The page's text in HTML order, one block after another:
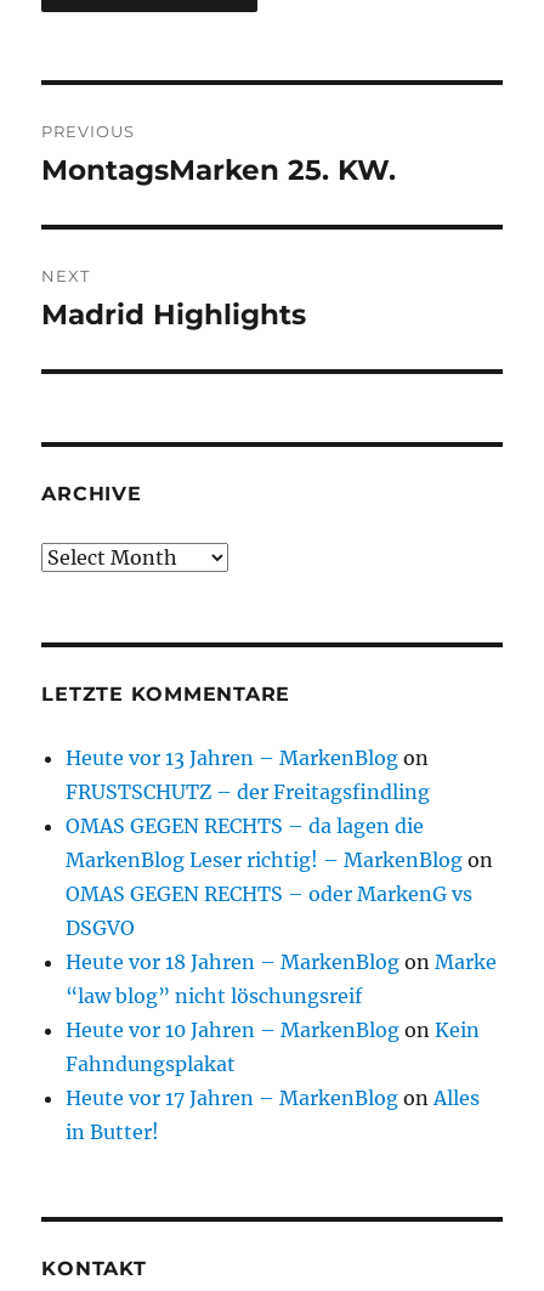
navigation
PREVIOUS
Previous
MontagsMarken 25. KW.
NEXT
Next
Madrid Highlights
ARCHIVE
Archive
LETZTE KOMMENTARE
Heute vor 13 Jahren – MarkenBlog on
FRUSTSCHUTZ – der Freitagsfindling
OMAS GEGEN RECHTS – da lagen die
MarkenBlog Leser richtig! – MarkenBlog on
OMAS GEGEN RECHTS – oder MarkenG vs
DSGVO
Heute vor 18 Jahren – MarkenBlog onMarke
“law blog” nicht löschungsreif
Heute vor 10 Jahren – MarkenBlog onKein
Fahndungsplakat
Heute vor 17 Jahren – MarkenBlog onAlles
in Butter!
KONTAKT